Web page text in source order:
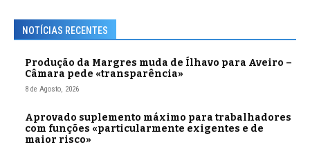
NOTÍCIAS RECENTES
Produção da Margres muda de Ílhavo para Aveiro –
Câmara pede «transparência»
8 de Agosto, 2026
Aprovado suplemento máximo para trabalhadores
com funções «particularmente exigentes e de
maior risco»